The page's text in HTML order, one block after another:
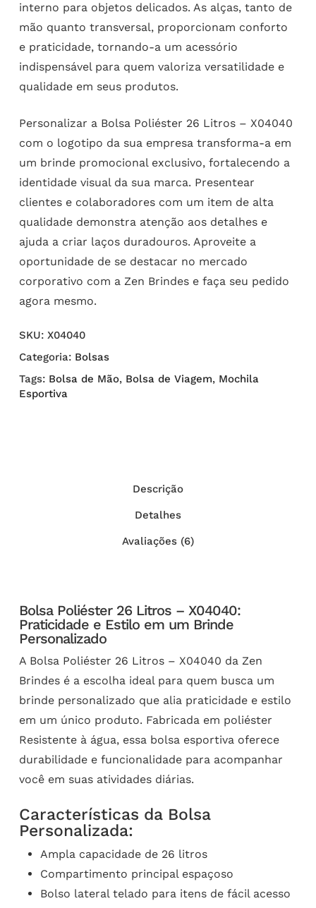
interno para objetos delicados. As alças, tanto de
mão quanto transversal, proporcionam conforto
e praticidade, tornando-a um acessório
indispensável para quem valoriza versatilidade e
qualidade em seus produtos.
Personalizar a Bolsa Poliéster 26 Litros – X04040
com o logotipo da sua empresa transforma-a em
um brinde promocional exclusivo, fortalecendo a
identidade visual da sua marca. Presentear
clientes e colaboradores com um item de alta
qualidade demonstra atenção aos detalhes e
ajuda a criar laços duradouros. Aproveite a
oportunidade de se destacar no mercado
corporativo com a Zen Brindes e faça seu pedido
agora mesmo.
SKU: X04040
Categoria: Bolsas
Tags: Bolsa de Mão, Bolsa de Viagem, Mochila
Esportiva
Descrição
Detalhes
Avaliações (6)
Bolsa Poliéster 26 Litros – X04040:
Praticidade e Estilo em um Brinde
Personalizado
A Bolsa Poliéster 26 Litros – X04040 da Zen
Brindes é a escolha ideal para quem busca um
brinde personalizado que alia praticidade e estilo
em um único produto. Fabricada em poliéster
Resistente à água, essa bolsa esportiva oferece
durabilidade e funcionalidade para acompanhar
você em suas atividades diárias.
Características da Bolsa
Personalizada:
Ampla capacidade de 26 litros
Compartimento principal espaçoso
Bolso lateral telado para itens de fácil acesso